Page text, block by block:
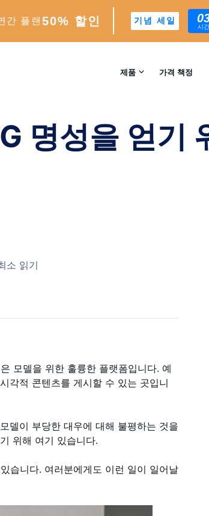
50% 할인
간 플랜 기념 세일
시간
제품
자동 AI 기반 성장 엔진
EXPERTS
가격 책정
명성을 얻기
소 읽기
모델을 위한 훌륭한 플랫폼입니다. 예
각적 콘텐츠를 게시할 수 있는 곳입니
델이 부당한 대우에 대해 불평하는 것을
위해 여기 있습니다.
습니다. 여러분에게도 이런 일이 일어날